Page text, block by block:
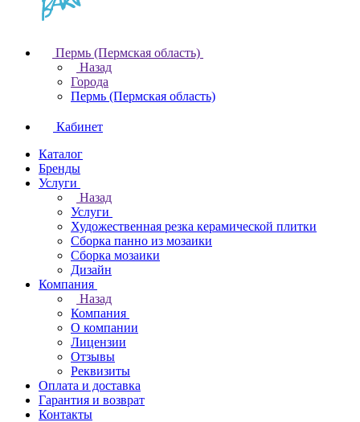
Пермь (Пермская область)
Назад
Города
Пермь (Пермская область)
Кабинет
Каталог
Бренды
Услуги
Назад
Услуги
Художественная резка керамической плитки
Сборка панно из мозаики
Сборка мозаики
Дизайн
Компания
Назад
Компания
О компании
Лицензии
Отзывы
Реквизиты
Оплата и доставка
Гарантия и возврат
Контакты